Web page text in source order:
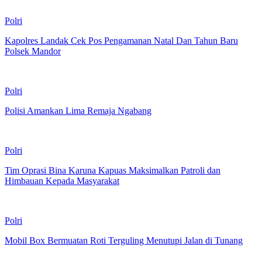
Polri
Kapolres Landak Cek Pos Pengamanan Natal Dan Tahun Baru
Polsek Mandor
Polri
Polisi Amankan Lima Remaja Ngabang
Polri
Tim Oprasi Bina Karuna Kapuas Maksimalkan Patroli dan
Himbauan Kepada Masyarakat
Polri
Mobil Box Bermuatan Roti Terguling Menutupi Jalan di Tunang